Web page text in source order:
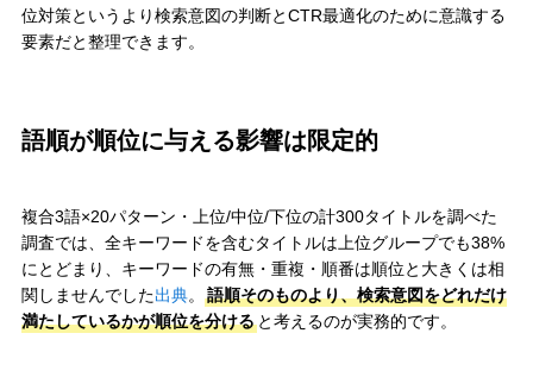
位対策というより検索意図の判断とCTR最適化のために意識する
要素だと整理できます。
語順が順位に与える影響は限定的
複合3語×20パターン・上位/中位/下位の計300タイトルを調べた
調査では、全キーワードを含むタイトルは上位グループでも38%
にとどまり、キーワードの有無・重複・順番は順位と大きくは相
関しませんでした出典。
語順そのものより、検索意図をどれだけ
満たしているかが順位を分けると考えるのが実務的です。